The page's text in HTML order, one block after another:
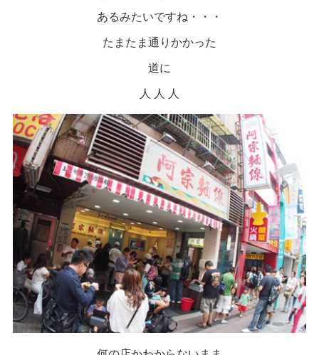
あるみたいですね・・・
たまたま通りかかった
道に
人 人 人